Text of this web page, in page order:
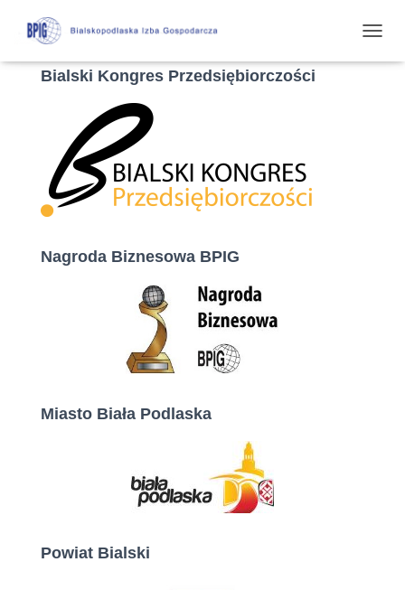
R
Bialski Kongres Przedsiębiorczości
Nagroda Biznesowa BPIG
Miasto Biała Podlaska
Powiat Bialski